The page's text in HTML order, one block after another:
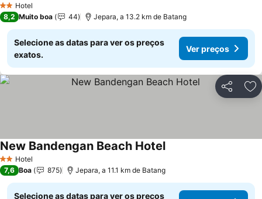
2 Estrelas
Hotel
8,2 Muito boa 44 Jepara, a 13.2 km de Batang
Selecione as datas para ver os preços
exatos.
Ver preços
Partilhar
2 Estrelas
Hotel
New Bandengan Beach HotelVer preços
7,6 Boa 875 Jepara, a 11.1 km de Batang
Selecione as datas para ver os preços